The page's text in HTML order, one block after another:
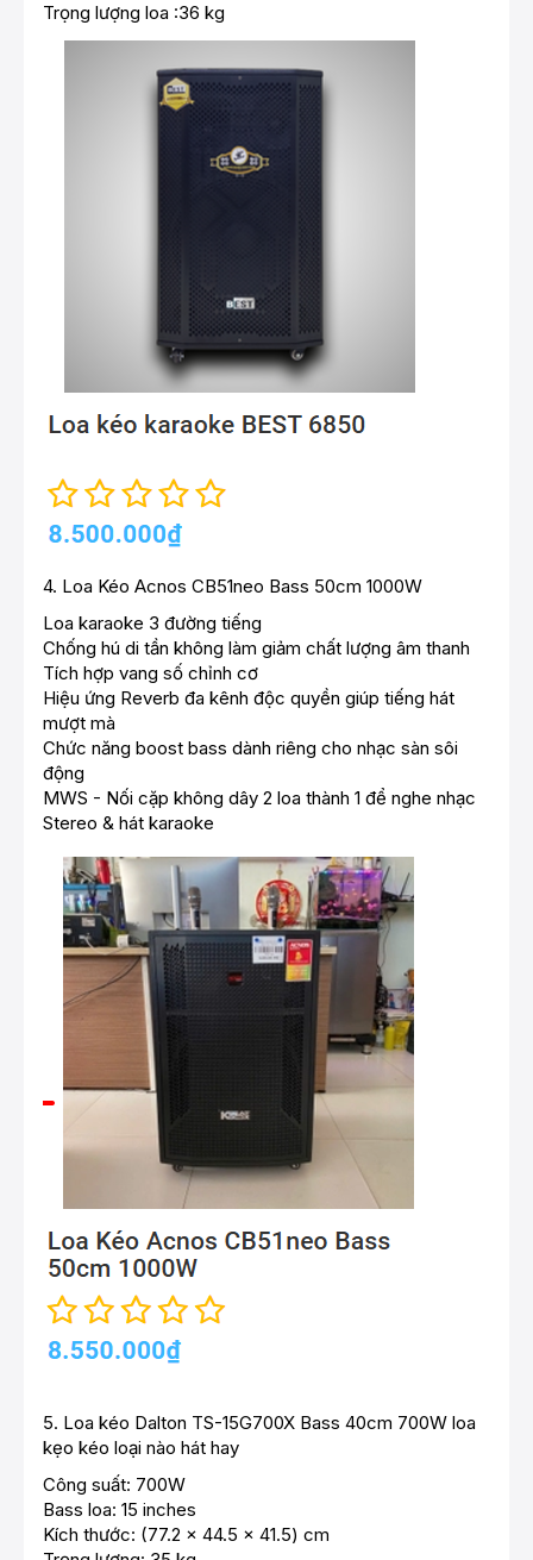
Trọng lượng loa :36 kg
4. Loa Kéo Acnos CB51neo Bass 50cm 1000W
Loa karaoke 3 đường tiếng
Chống hú di tần không làm giảm chất lượng âm thanh
Tích hợp vang số chỉnh cơ
Hiệu ứng Reverb đa kênh độc quyền giúp tiếng hát
mượt mà
Chức năng boost bass dành riêng cho nhạc sàn sôi
động
MWS - Nối cặp không dây 2 loa thành 1 để nghe nhạc
Stereo & hát karaoke
5. Loa kéo Dalton TS-15G700X Bass 40cm 700W loa
kẹo kéo loại nào hát hay
Công suất: 700W
Bass loa: 15 inches
Kích thước: (77.2 x 44.5 x 41.5) cm